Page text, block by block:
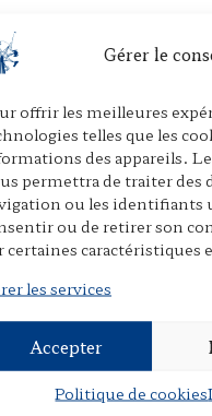
Gérer le
offrir les meilleures
telles que les
des appareils.
permettra de traiter des
ou les identifiants
ou de retirer son
certaines caractéristiques
les services
Accepter
Politique de cookies